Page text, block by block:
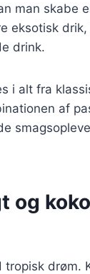
man skabe
eksotisk
drink.
i alt fra
af
og
tropisk drøm.